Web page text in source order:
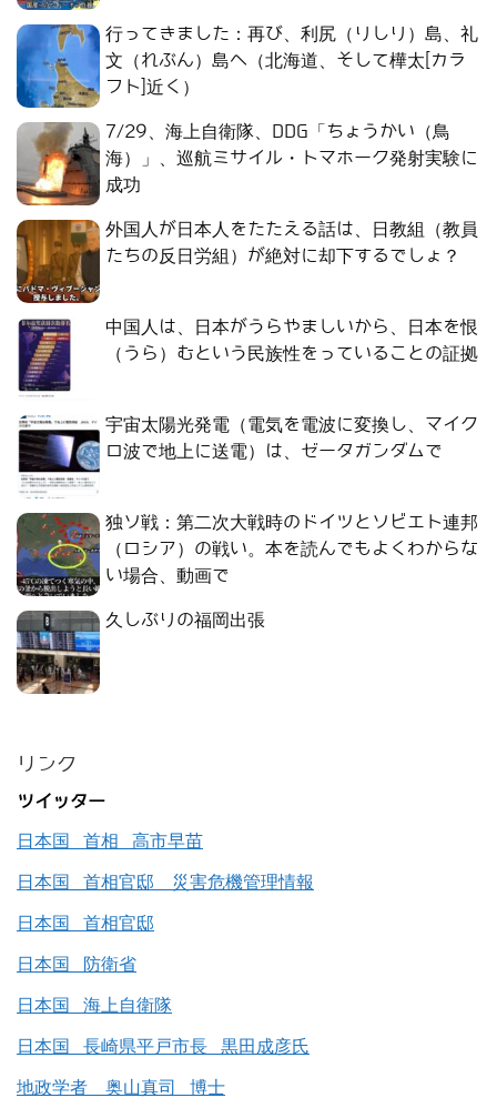
行ってきました：再び、利尻（りしり）島、礼
文（れぶん）島へ（北海道、そして樺太[カラ
フト]近く）
7/29、海上自衛隊、DDG「ちょうかい（鳥
海）」、巡航ミサイル・トマホーク発射実験に
成功
外国人が日本人をたたえる話は、日教組（教員
たちの反日労組）が絶対に却下するでしょ？
中国人は、日本がうらやましいから、日本を恨
（うら）むという民族性をっていることの証拠
宇宙太陽光発電（電気を電波に変換し、マイク
ロ波で地上に送電）は、ゼータガンダムで
独ソ戦：第二次大戦時のドイツとソビエト連邦
（ロシア）の戦い。本を読んでもよくわからな
い場合、動画で
久しぶりの福岡出張
リンク
ツイッター
日本国 首相 高市早苗
日本国 首相官邸 災害危機管理情報
日本国 首相官邸
日本国 防衛省
日本国 海上自衛隊
日本国 長崎県平戸市長 黒田成彦氏
地政学者 奥山真司 博士